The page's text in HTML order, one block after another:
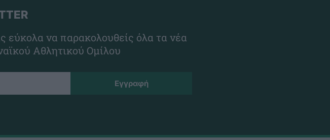
να παρακολουθείς όλα τα νέα
Αθλητικού Ομίλου